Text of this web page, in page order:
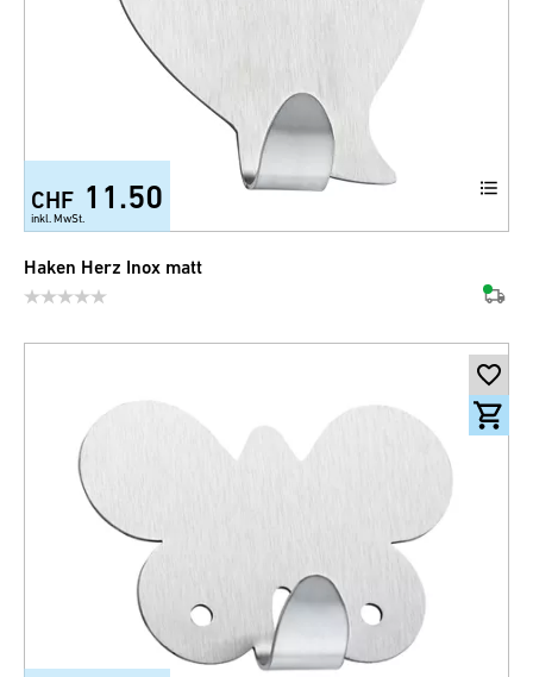
CHF 11.50
inkl. MwSt.
Haken Herz Inox matt